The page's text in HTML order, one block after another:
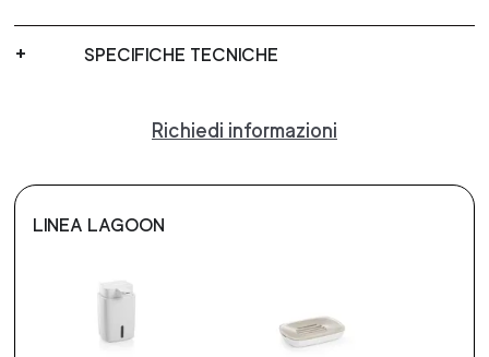
SPECIFICHE TECNICHE
Richiedi informazioni
LINEA LAGOON